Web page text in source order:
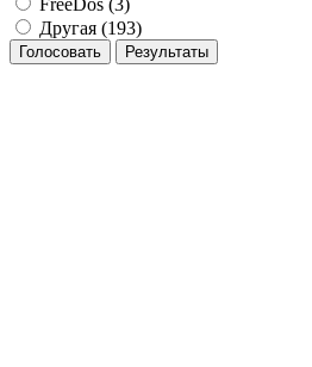
FreeDos (3)
Другая (193)